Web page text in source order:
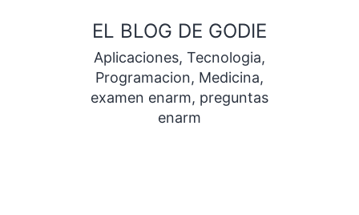
contenido
EL BLOG DE GODIE
Aplicaciones, Tecnologia,
Programacion, Medicina,
examen enarm, preguntas
enarm